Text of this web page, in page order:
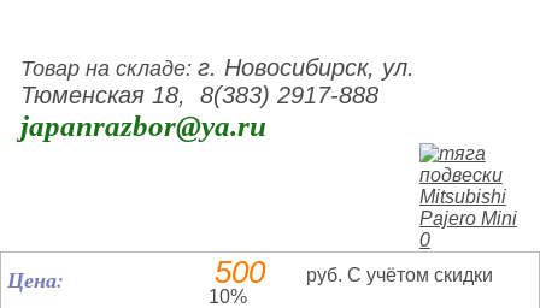
Товар на складе:г. Новосибирск, ул.
Тюменская 18, 8(383) 2917-888
japanrazbor@ya.ru
Цена: 500
руб. С учётом скидки
10%